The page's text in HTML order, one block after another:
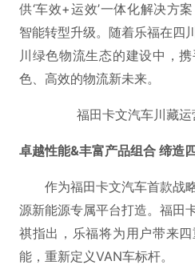
供‘车效+运效’一体化解决方
智能转型升级。随着乐福在四
川绿色物流生态的建设中，
色、高效的物流新未来。
福田卡文汽车川藏
卓越性能&丰富产品组合 缔造
作为福田卡文汽车首款战
源新能源专属平台打造。福田
祺指出，乐福将为用户带来
能，重新定义VAN车标杆。